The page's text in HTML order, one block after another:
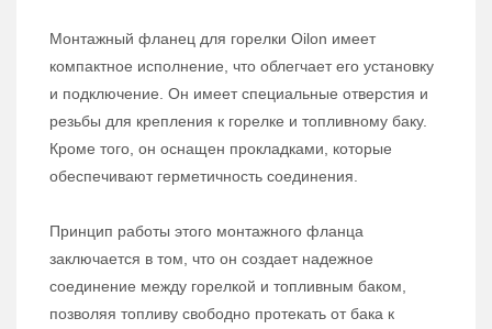
Монтажный фланец для горелки Oilon имеет
компактное исполнение, что облегчает его установку
и подключение. Он имеет специальные отверстия и
резьбы для крепления к горелке и топливному баку.
Кроме того, он оснащен прокладками, которые
обеспечивают герметичность соединения.
Принцип работы этого монтажного фланца
заключается в том, что он создает надежное
соединение между горелкой и топливным баком,
позволяя топливу свободно протекать от бака к